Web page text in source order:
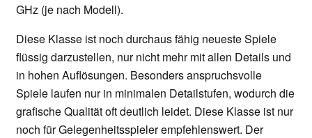
GHz (je nach Modell).
Diese Klasse ist noch durchaus fähig neueste Spiele
flüssig darzustellen, nur nicht mehr mit allen Details und
in hohen Auflösungen. Besonders anspruchsvolle
Spiele laufen nur in minimalen Detailstufen, wodurch die
grafische Qualität oft deutlich leidet. Diese Klasse ist nur
noch für Gelegenheitsspieler empfehlenswert. Der